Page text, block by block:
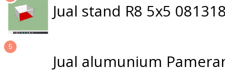
Jual stand R8 5x5
Jual alumunium